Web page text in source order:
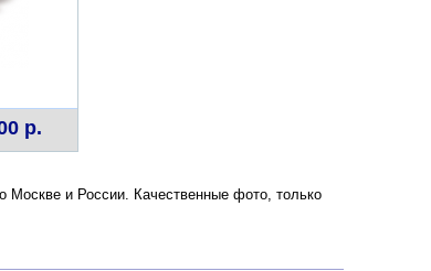
р.
Москве и России. Качественные фото, только